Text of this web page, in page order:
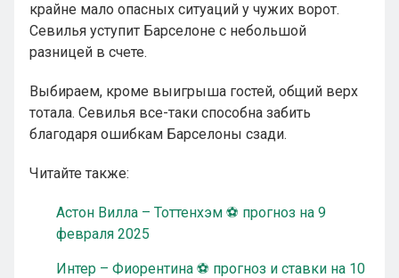
крайне мало опасных ситуаций у чужих ворот.
Севилья уступит Барселоне с небольшой
разницей в счете.
Выбираем, кроме выигрыша гостей, общий верх
тотала. Севилья все-таки способна забить
благодаря ошибкам Барселоны сзади.
Читайте также:
Астон Вилла – Тоттенхэм ⚽ прогноз на 9
февраля 2025
Интер – Фиорентина ⚽ прогноз и ставки на 10